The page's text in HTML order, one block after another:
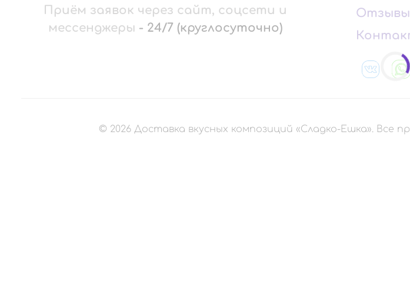
Приём заявок через сайт, соцсети и
мессенджеры - 24/7 (круглосуточно)
Отзывы
© 2026Доставка вкусных композиций «Сладко-Ешка». Все